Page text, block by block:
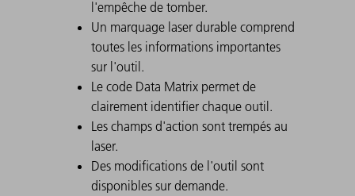
l'empêche de tomber.
Un marquage laser durable comprend
toutes les informations importantes
sur l'outil.
Le code Data Matrix permet de
clairement identifier chaque outil.
Les champs d'action sont trempés au
laser.
Des modifications de l'outil sont
disponibles sur demande.